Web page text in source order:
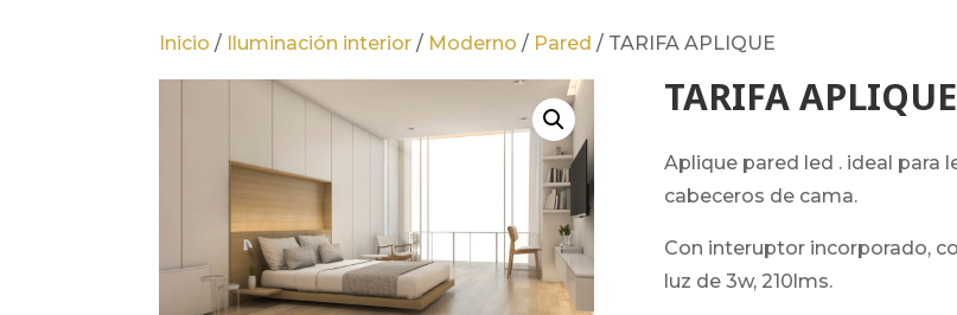
Inicio / Iluminación interior / Moderno / Pared / TARIFA APLIQUE
TARIFA APLIQUE
aplique pared led . ideal para lectura en
cabeceros de cama.
con interuptor incorporado, con un flijo de
luz de 3w, 210lms.